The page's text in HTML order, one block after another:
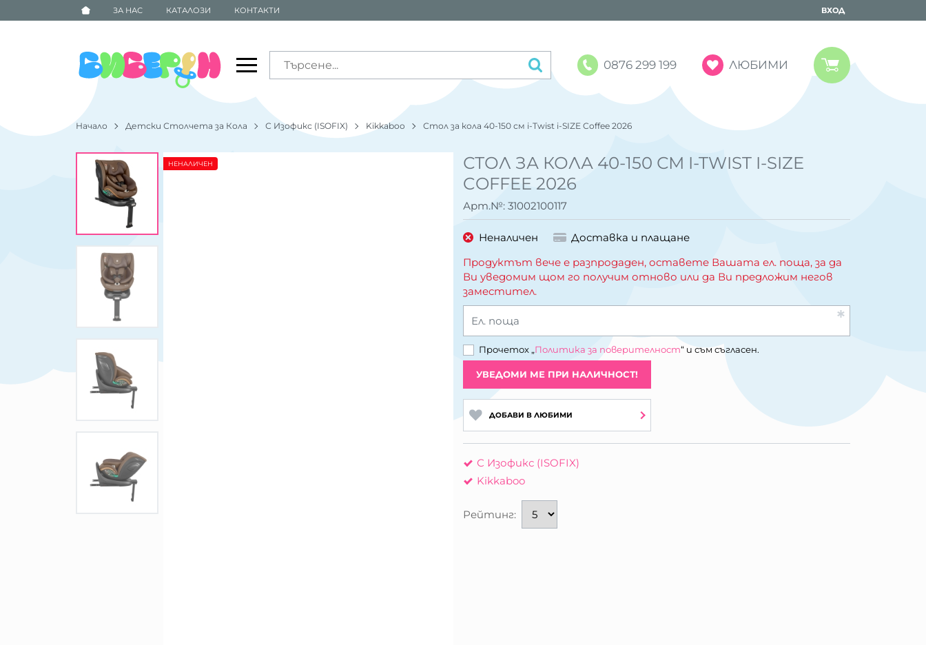
ЗА НАС КАТАЛОЗИ КОНТАКТИ ВХОД
0876 299 199 ЛЮБИМИ
Начало Детски Столчета за Кола С Изофикс (ISOFIX) Kikkaboo Стол за кола 40-150 см i-Twist i-SIZE Coffee 2026
СТОЛ ЗА КОЛА 40-150 СМ I-TWIST I-SIZE
COFFEE 2026
Арт.№: 31002100117
НЕНАЛИЧЕН
Неналичен
Доставка и плащане
Продуктът вече е разпродаден, оставете Вашата ел. поща, за да
Ви уведомим щом го получим отново или да Ви предложим негов
заместител.
Ел. поща
Прочетох „Политика за поверителност“ и съм съгласен.
УВЕДОМИ МЕ ПРИ НАЛИЧНОСТ!
ДОБАВИ В ЛЮБИМИ
С Изофикс (ISOFIX)
Kikkaboo
Рейтинг: